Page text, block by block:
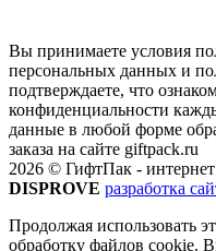
Вы принимаете условия
персональных данных и
подтверждаете, что
конфиденциальности
данные в любой форме
заказа на сайте giftpack.ru
2026 © ГифтПак -
DISPROVE разработка
Продолжая использовать
обработку файлов cookie.